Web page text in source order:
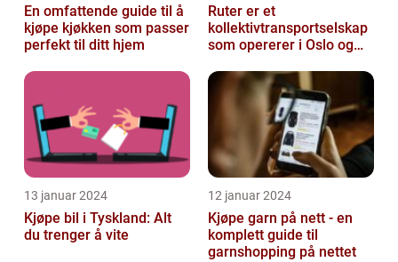
En omfattende guide til å
kjøpe kjøkken som passer
perfekt til ditt hjem
Ruter er et
kollektivtransportselskap
som opererer i Oslo og
13 januar 2024
Kjøpe bil i Tyskland: Alt
du trenger å vite
12 januar 2024
Kjøpe garn på nett - en
komplett guide til
garnshopping på nettet